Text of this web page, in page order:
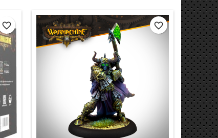
favorite_border favorite_border